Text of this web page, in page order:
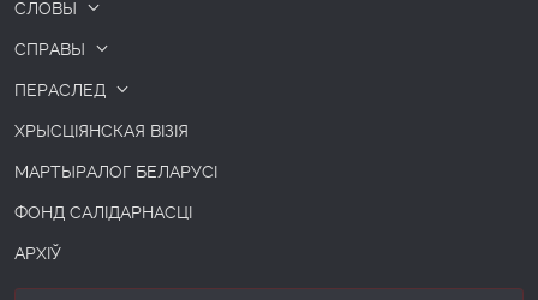
СЛОВЫ
СПРАВЫ
ПЕРАСЛЕД
ХРЫСЦІЯНСКАЯ ВІЗІЯ
МАРТЫРАЛОГ БЕЛАРУСІ
ФОНД САЛІДАРНАСЦІ
АРХІЎ